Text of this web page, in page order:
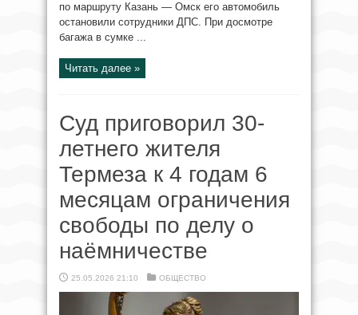
по маршруту Казань — Омск его автомобиль
остановили сотрудники ДПС. При досмотре
багажа в сумке ...
Читать далее »
Суд приговорил 30-
летнего жителя
Термеза к 4 годам 6
месяцам ограничения
свободы по делу о
наёмничестве
25.05.2026 21:10 ОБЩЕСТВО